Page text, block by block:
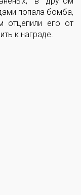
попала бомба,
отцепили его от
к награде.